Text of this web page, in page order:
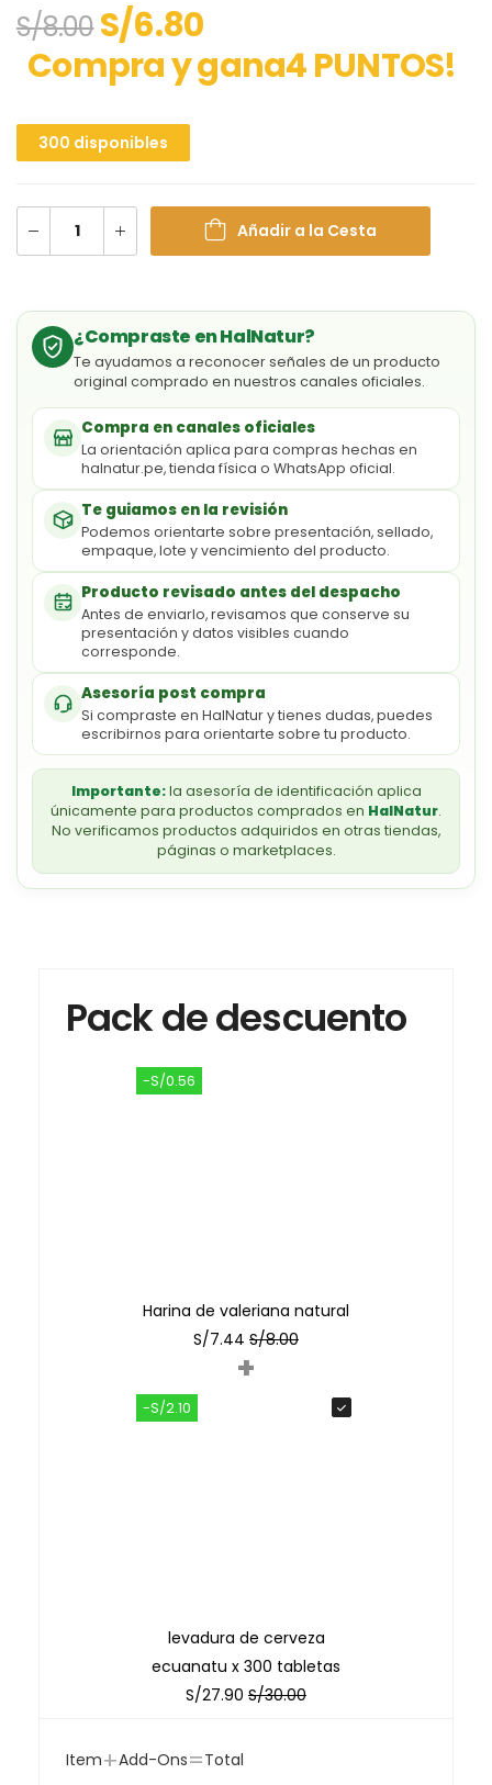
S/8.00S/6.80
Compra y gana4 PUNTOS!
300 disponibles
Añadir a la Cesta
¿Compraste en HalNatur?
Te ayudamos a reconocer señales de un producto
original comprado en nuestros canales oficiales.
Compra en canales oficiales
La orientación aplica para compras hechas en
halnatur.pe, tienda física o WhatsApp oficial.
Te guiamos en la revisión
Podemos orientarte sobre presentación, sellado,
empaque, lote y vencimiento del producto.
Producto revisado antes del despacho
Antes de enviarlo, revisamos que conserve su
presentación y datos visibles cuando
corresponde.
Asesoría post compra
Si compraste en HalNatur y tienes dudas, puedes
escribirnos para orientarte sobre tu producto.
Importante:la asesoría de identificación aplica
únicamente para productos comprados en HalNatur.
No verificamos productos adquiridos en otras tiendas,
páginas o marketplaces.
Pack de descuento
-S/0.56
Harina de valeriana natural
S/7.44 S/8.00
+
-S/2.10
levadura de cerveza
ecuanatu x 300 tabletas
S/27.90 S/30.00
Item+Add-Ons=Total